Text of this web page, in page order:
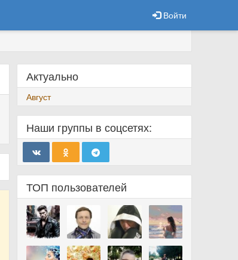
Войти
Актуально
Август
Наши группы в соцсетях:
ТОП пользователей